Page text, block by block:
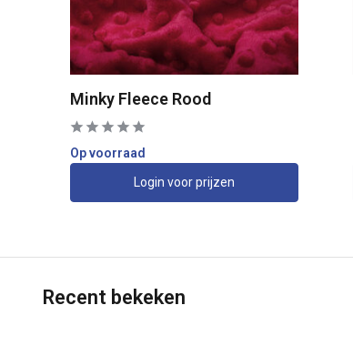
Minky Fleece Rood
Op voorraad
Login voor prijzen
Recent bekeken